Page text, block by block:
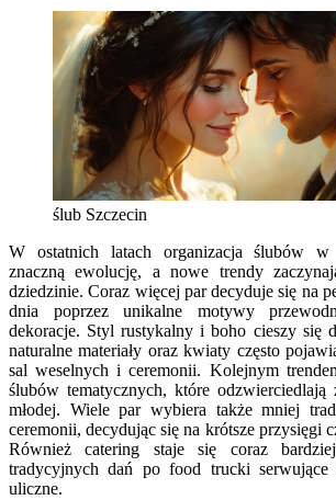
ślub Szczecin
W ostatnich latach organizacja ślubów w
znaczną ewolucję, a nowe trendy
dziedzinie. Coraz więcej par decyduje się na
dnia poprzez unikalne motywy
dekoracje. Styl rustykalny i boho cieszy się
naturalne materiały oraz kwiaty często
sal weselnych i ceremonii. Kolejnym
ślubów tematycznych, które odzwierciedlają
młodej. Wiele par wybiera także mniej
ceremonii, decydując się na krótsze przysięgi
Również catering staje się coraz
tradycyjnych dań po food trucki serwujące
uliczne.